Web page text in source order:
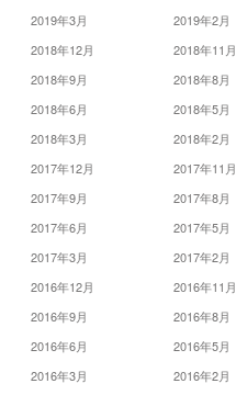
2019年3月
2019年2月
2018年12月
2018年11月
2018年9月
2018年8月
2018年6月
2018年5月
2018年3月
2018年2月
2017年12月
2017年11月
2017年9月
2017年8月
2017年6月
2017年5月
2017年3月
2017年2月
2016年12月
2016年11月
2016年9月
2016年8月
2016年6月
2016年5月
2016年3月
2016年2月